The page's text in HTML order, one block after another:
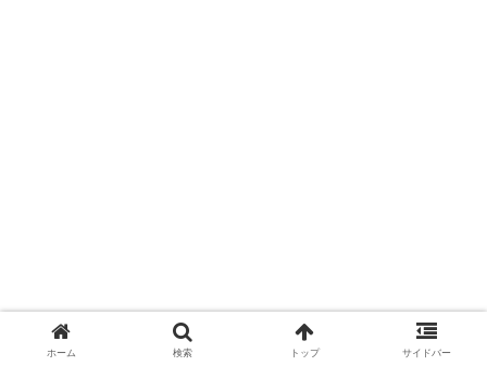
ホーム 検索 トップ サイドバー